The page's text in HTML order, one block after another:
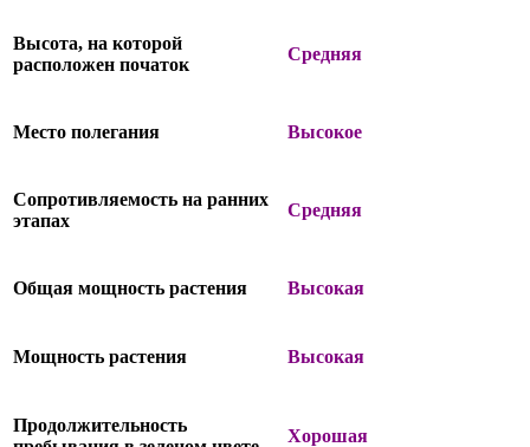
Высота, на которой
расположен початок
Средняя
Место полегания Высокое
Сопротивляемость на ранних
этапах
Средняя
Общая мощность растения Высокая
Мощность растения Высокая
Продолжительность
Хорошая